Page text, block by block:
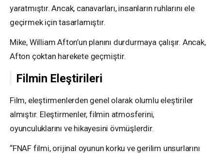
yaratmıştır. Ancak, canavarları, insanların ruhlarını ele
geçirmek için tasarlamıştır.
Mike, William Afton’un planını durdurmaya çalışır. Ancak,
Afton çoktan harekete geçmiştir.
Filmin Eleştirileri
Film, eleştirmenlerden genel olarak olumlu eleştiriler
almıştır. Eleştirmenler, filmin atmosferini,
oyunculuklarını ve hikayesini övmüşlerdir.
“FNAF filmi, orijinal oyunun korku ve gerilim unsurlarını